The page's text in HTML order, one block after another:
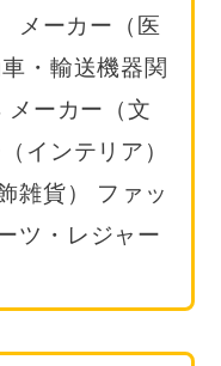
メーカー（医
・輸送機器関
メーカー（文
インテリア）
雑貨） ファッ
ツ・レジャー